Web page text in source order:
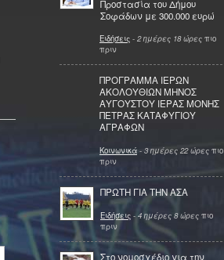
Προστασία του Δήμου
Σοφάδων με 300.000 ευρώ
Ειδήσεις - 2 ημέρες 18 ώρες πιο
πριν
ΠΡΟΓΡΑΜΜΑ ΙΕΡΩΝ
ΑΚΟΛΟΥΘΙΩΝ ΜΗΝΟΣ
ΑΥΓΟΥΣΤΟΥ ΙΕΡΑΣ ΜΟΝΗΣ
ΠΕΤΡΑΣ ΚΑΤΑΦΥΓΙΟΥ
ΑΓΡΑΦΩΝ
Κοινωνικά - 3 ημέρες 22 ώρες πιο
πριν
ΠΡΩΤΗ ΓΙΑ ΤΗΝ ΑΣΑ
Ειδήσεις - 4 ημέρες 8 ώρες πιο
πριν
Στο νομοσχέδιο για την